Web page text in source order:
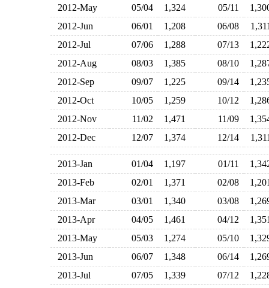
2012-May 05/04 1,324 05/11
2012-Jun
06/01 1,208 06/08
2012-Jul
07/06 1,288 07/13
2012-Aug
08/03 1,385 08/10
2012-Sep
09/07 1,225 09/14
2012-Oct
10/05 1,259 10/12
2012-Nov
11/02 1,471 11/09
2012-Dec
12/07 1,374 12/14
2013-Jan 01/04 1,197 01/11
2013-Feb
02/01 1,371 02/08
2013-Mar
03/01 1,340 03/08
2013-Apr
04/05 1,461 04/12
2013-May
05/03 1,274 05/10
2013-Jun
06/07 1,348 06/14
2013-Jul
07/05 1,339 07/12